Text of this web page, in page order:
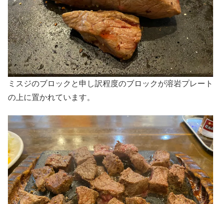
ミスジのブロックと申し訳程度のブロックが溶岩プレート
の上に置かれています。